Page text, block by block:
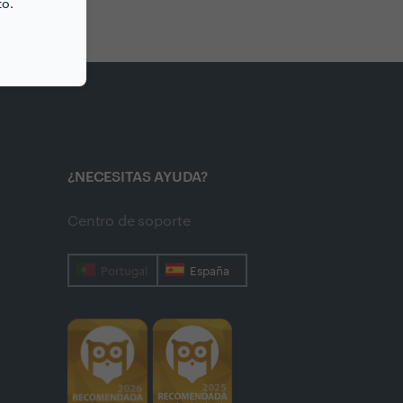
¿NECESITAS AYUDA?
Centro de soporte
Portugal España